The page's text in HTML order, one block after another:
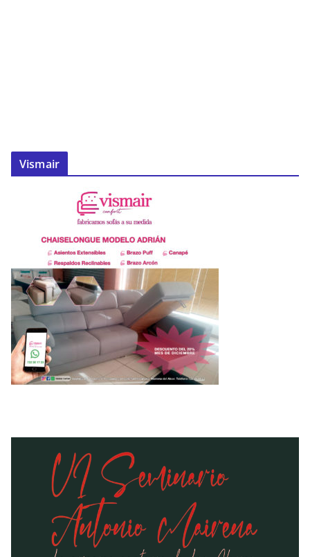
Vismair